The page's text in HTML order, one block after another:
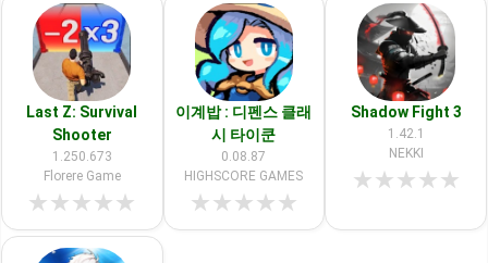
Last Z: Survival
Shooter
1.250.673
Florere Game
★★★★★
이계밥 : 디펜스 클래
시 타이쿤
0.08.87
HIGHSCORE GAMES
★★★★★
Shadow Fight 3
1.42.1
NEKKI
★★★★★